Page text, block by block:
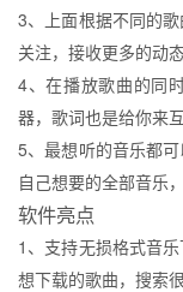
3、上面根据不同的
关注，接收更多的动
4、在播放歌曲的同
器，歌词也是给你来互
5、最想听的音乐都
自己想要的全部音乐
软件亮点
1、支持无损格式音
想下载的歌曲，搜索很